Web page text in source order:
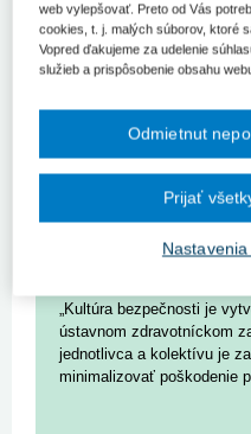
Kultúra spravodlivosti
slovenského
„Kultúra bezpečnosti je
ústavnom zdravotníckom
jednotlivca a kolektívu je
minimalizovať poškodenie
web vylepšovať. Preto od Vás
cookies, t. j. malých súborov, ktoré
Vopred ďakujeme za udelenie
služieb a prispôsobenie obsahu
Odmietnut
Prijať